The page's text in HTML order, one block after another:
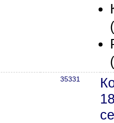
35331